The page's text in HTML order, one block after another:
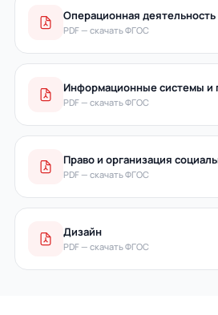
Операционная деятельность
PDF — скачать ФГОС
Информационные системы и
PDF — скачать ФГОС
Право и организация
PDF — скачать ФГОС
Дизайн
PDF — скачать ФГОС